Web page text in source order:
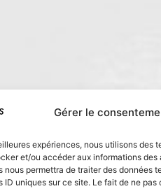
Gérer le
expériences, nous utilisons des
et/ou accéder aux informations des
nous permettra de traiter des données
ID uniques sur ce site. Le fait de ne pas